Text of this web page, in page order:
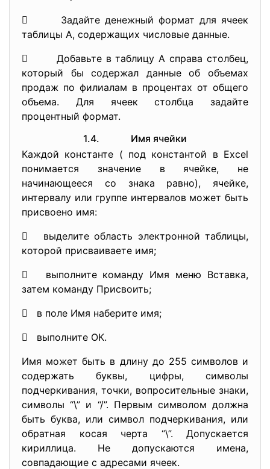
 Задайте денежный формат для ячеек
таблицы A, содержащих числовые данные.
 Добавьте в таблицу A справа столбец,
который бы содержал данные об объемах
продаж по филиалам в процентах от общего
объема. Для ячеек столбца задайте
процентный формат.
1.4. Имя ячейки
Каждой константе ( под константой в Excel
понимается значение в ячейке, не
начинающееся со знака равно), ячейке,
интервалу или группе интервалов может быть
присвоено имя:
 выделите область электронной таблицы,
которой присваиваете имя;
 выполните команду Имя меню Вставка,
затем команду Присвоить;
 в поле Имя наберите имя;
 выполните ОК.
Имя может быть в длину до 255 символов и
содержать буквы, цифры, символы
подчеркивания, точки, вопросительные знаки,
символы “\” и “/”. Первым символом должна
быть буква, или символ подчеркивания, или
обратная косая черта “\”. Допускается
кириллица. Не допускаются имена,
совпадающие с адресами ячеек.